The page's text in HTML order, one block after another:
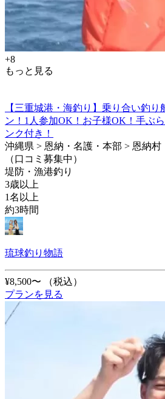
+8
もっと見る
【三重城港・海釣り】乗り合い釣
ン！1人参加OK！お子様OK！手ぶ
ンク付き！
沖縄県 > 恩納・名護・本部 > 恩納村
（口コミ募集中）
堤防・漁港釣り
3歳以上
1名以上
約3時間
琉球釣り物語
¥8,500〜
（税込）
プランを見る